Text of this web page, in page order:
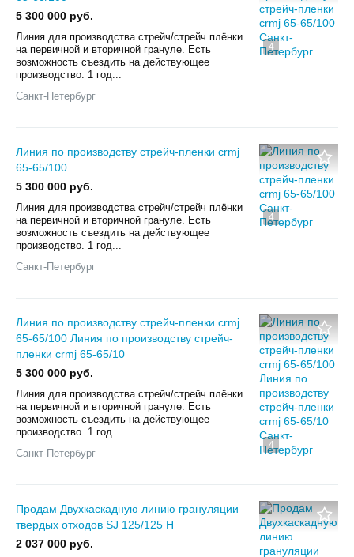
4
5 300 000 руб.
Линия для производства стрейч/стрейч плёнки
на первичной и вторичной грануле. Есть
возможность съездить на действующее
производство. 1 год...
Санкт-Петербург
4
Линия по производству стрейч-пленки crmj
65-65/100
5 300 000 руб.
Линия для производства стрейч/стрейч плёнки
на первичной и вторичной грануле. Есть
возможность съездить на действующее
производство. 1 год...
Санкт-Петербург
4
Линия по производству стрейч-пленки crmj
65-65/100 Линия по производству стрейч-
пленки crmj 65-65/10
5 300 000 руб.
Линия для производства стрейч/стрейч плёнки
на первичной и вторичной грануле. Есть
возможность съездить на действующее
производство. 1 год...
Санкт-Петербург
Продам Двухкаскадную линию грануляции
твердых отходов SJ 125/125 H
2 037 000 руб.